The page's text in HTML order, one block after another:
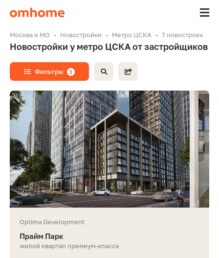
Москва и МО Новостройки Метро ЦСКА 7 новостроек
Новостройки у метро ЦСКА от застройщиков
Фильтры 1
Optima Development
Прайм Парк
жилой квартал премиум-класса